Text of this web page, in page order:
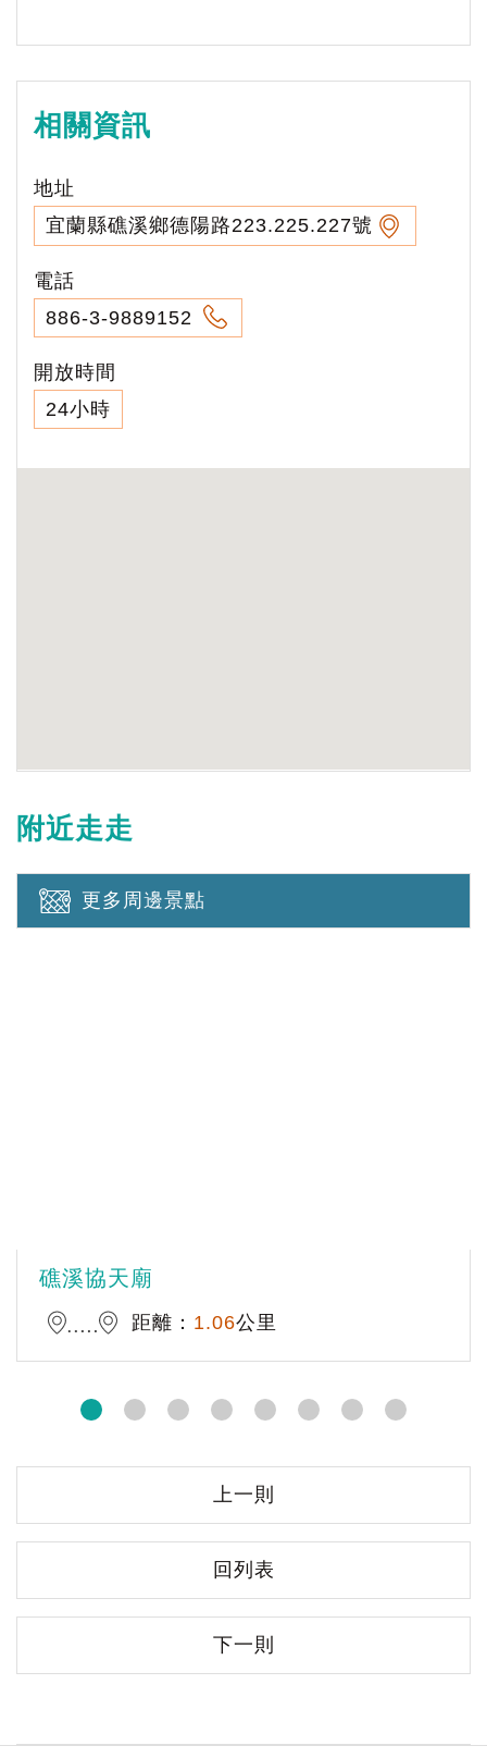
相關資訊
地址
宜蘭縣礁溪鄉德陽路223.225.227號
電話
886-3-9889152
開放時間
24小時
附近走走
更多周邊景點
礁溪協天廟
距離： 1.06公里
上一則
回列表
下一則